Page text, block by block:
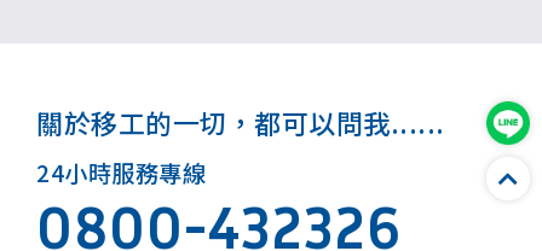
關於移工的一切，都可以問我......
24小時服務專線
0800-432326